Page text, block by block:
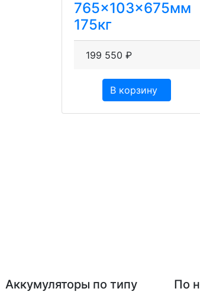
765x103x675мм
175кг
199 550 ₽
В корзину
Аккумуляторы по типу По